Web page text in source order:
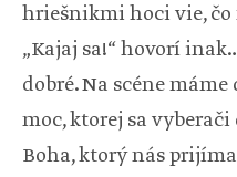
hriešnikmi hoci vie, čo
„Kajaj sa!“ hovorí
dobré. Na scéne
moc, ktorej sa
Boha, ktorý nás